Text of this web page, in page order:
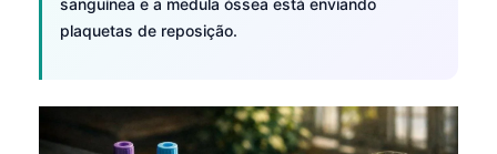
sanguínea e a medula óssea está enviando
plaquetas de reposição.